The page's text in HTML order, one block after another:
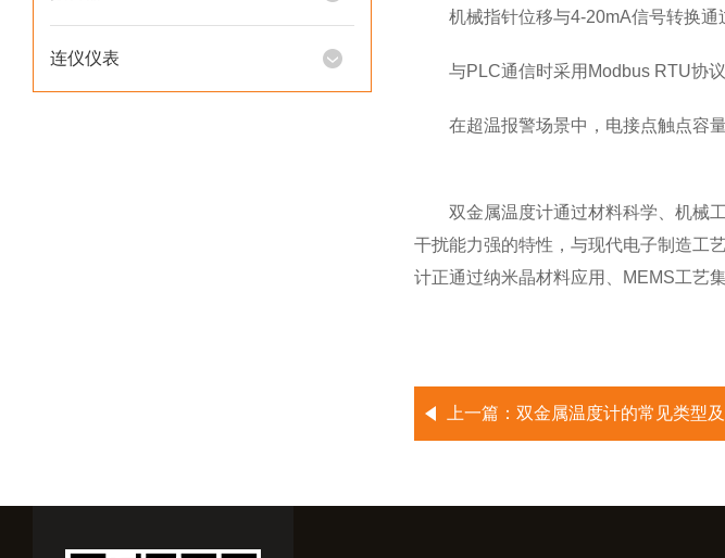
连仪仪表
机械指针位移与4-20mA信号转换通
与PLC通信时采用Modbus RTU协议
在超温报警场景中，电接点触点容量
双金属温度计通过材料科学、机械工
干扰能力强的特性，与现代电子制造工
计正通过纳米晶材料应用、MEMS工艺
上一篇： 双金属温度计的常见类型